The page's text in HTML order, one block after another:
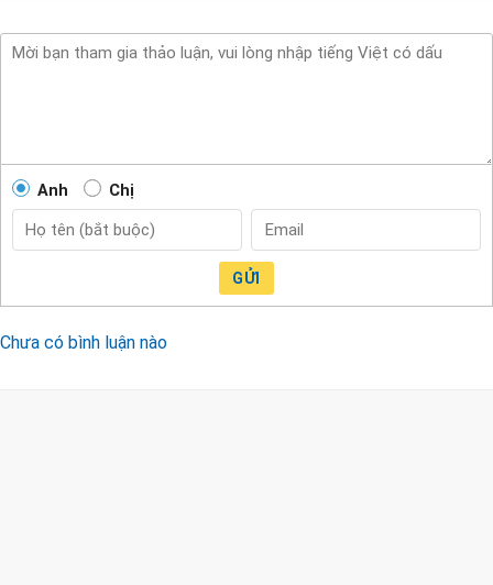
Anh Chị
GỬI
Chưa có bình luận nào